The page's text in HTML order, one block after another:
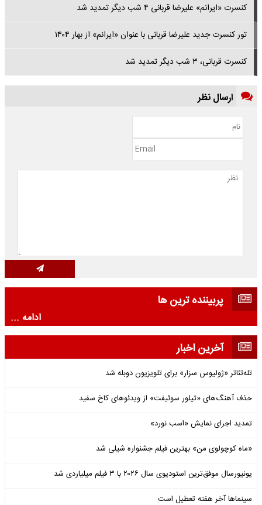
کنسرت «ایرانم» علیرضا قربانی ۴ شب دیگر تمدید شد
تور کنسرت‌ جدید علیرضا قربانی با عنوان «ایرانم» از بهار ۱۴۰۴
کنسرت قربانی، ۳ شب دیگر تمدید شد
ارسال نظر
پربیننده ترین ها
ادامه ...
آخرین اخبار
تله‌تئاتر «ژولیوس سزار» برای تلویزیون دوبله شد
حذف آهنگ‌های «تیلور سوئیفت» از ویدئوهای کاخ سفید
تمدید اجرای نمایش «اسب نورد»
«ماه کوچولوی من» بهترین فیلم جشنواره شیلی شد
یونیورسال موفق‌ترین استودیوی سال ۲۰۲۶ با ۳ فیلم میلیاردی شد
سینماها آخر هفته تعطیل است